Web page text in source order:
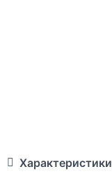
Характеристики